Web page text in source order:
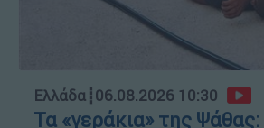
Ελλάδα┋06.08.2026 10:30
Τα «γεράκια» της